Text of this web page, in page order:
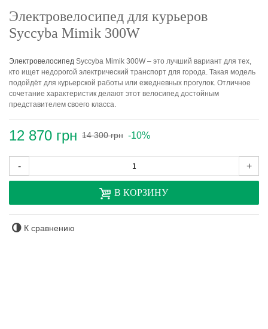
Электровелосипед для курьеров
Syccyba Mimik 300W
Электровелосипед Syccyba Mimik 300W – это лучший вариант для тех,
кто ищет недорогой электрический транспорт для города. Такая модель
подойдёт для курьерской работы или ежедневных прогулок. Отличное
сочетание характеристик делают этот велосипед достойным
представителем своего класса.
12 870 грн 14 300 грн -10%
- +
В КОРЗИНУ
К сравнению